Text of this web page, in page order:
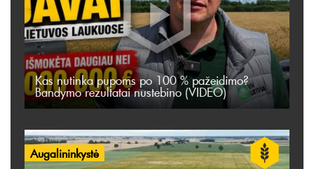
Kas nutinka pupoms po 100 % pažeidimo?
Bandymo rezultatai nustebino (VIDEO)
Augalininkystė